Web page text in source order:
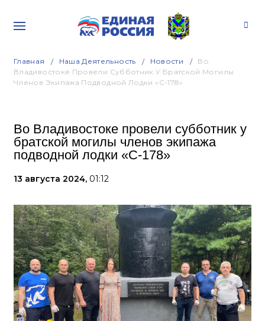
Главная Наша Деятельность Новости
Во
Владивостоке Провели Субботник У Братской Могилы
Членов Экипажа Подводной Лодки «С-178»
Во Владивостоке провели субботник у
братской могилы членов экипажа
подводной лодки «С-178»
13 августа 2024, 01:12